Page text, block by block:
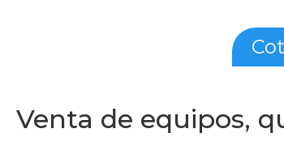
Venta de equipos,